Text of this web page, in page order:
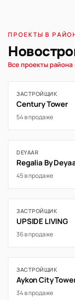
ПРОЕКТЫ В
Все проекты
ЗАСТРОЙЩИК
Century Tower
54 в продаже
DEYAAR
Regalia By
45 в продаже
ЗАСТРОЙЩИК
UPSIDE LIVING
36 в продаже
ЗАСТРОЙЩИК
Aykon City
34 в продаже